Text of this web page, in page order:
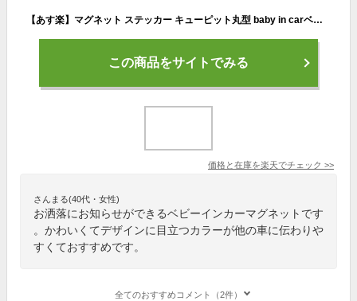
【あす楽】マグネット ステッカー キューピット丸型 baby in carベビーインカー 赤ちゃんが乗ってます かわいい 天使 出産祝い 贈り物 プレゼント 旅行 サイン 表示 後続車 煽り防止 赤ちゃんステッカー ベビー おしゃれ 楽天 シール 通販 【文字変更対象商品】
この商品をサイトでみる
価格と在庫を楽天でチェック >>
さんまる(40代・女性)
お洒落にお知らせができるベビーインカーマグネットです
。かわいくてデザインに目立つカラーが他の車に伝わりや
すくておすすめです。
全てのおすすめコメント（2件）